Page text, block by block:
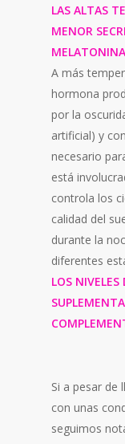
LAS ALTAS
MENOR
A más
hormona
por la
artificial) y
necesario
está
controla los
calidad del
durante la
diferentes
LOS
Si a pesar de
con unas
seguimos